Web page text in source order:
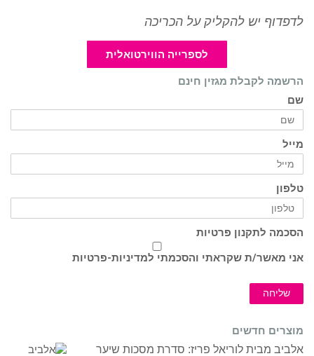
לדפדוף יש להקליק על הכריכה
לספרייה הווירטואלית
הרשמה לקבלת מגזין חינם
שם
מייל
טלפון
הסכמה לתקנון פרטיות
אני מאשר/ת שקראתי והסכמתי למדיניות-פרטיות
שליחה
מוצרים חדשים
אלביב מבית לוריאל פריז: סדרת מסכות שיער